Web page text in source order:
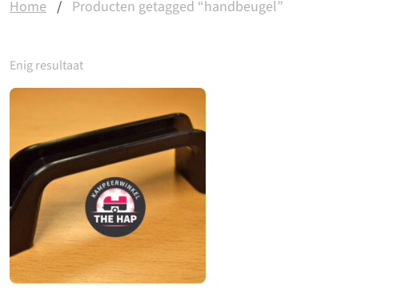
Home / Producten getagged “handbeugel”
Enig resultaat